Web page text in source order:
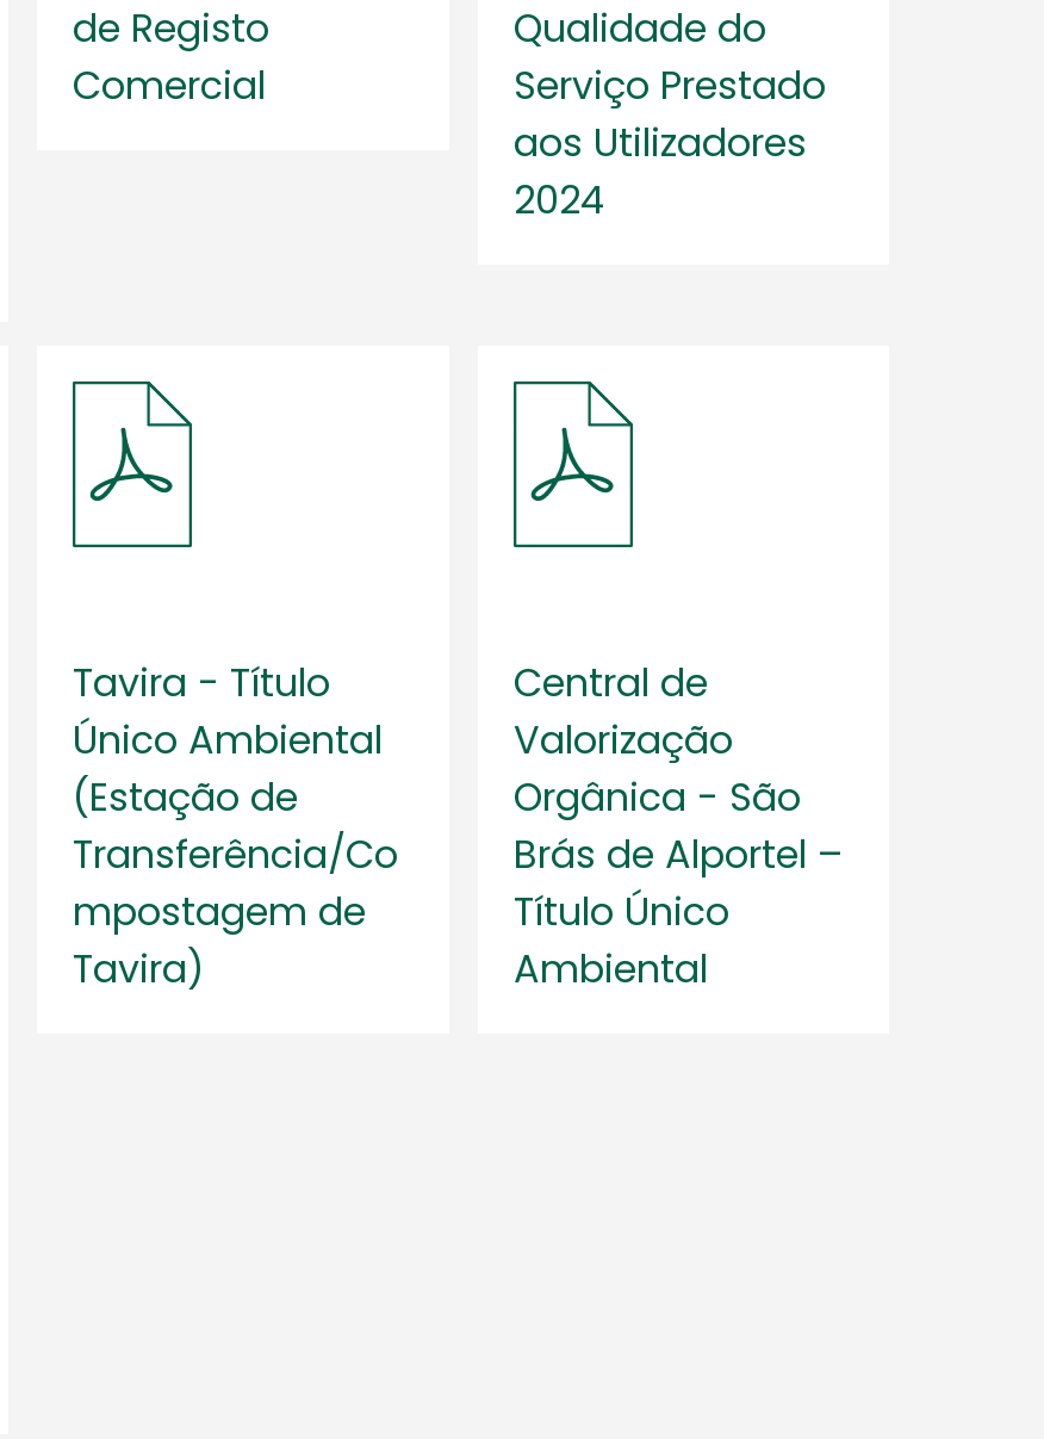
de Registo
Comercial
Qualidade do
Serviço Prestado
aos Utilizadores
2024
Tavira - Título
Único Ambiental
(Estação de
Transferência/Co
mpostagem de
Tavira)
Central de
Valorização
Orgânica - São
Brás de Alportel –
Título Único
Ambiental